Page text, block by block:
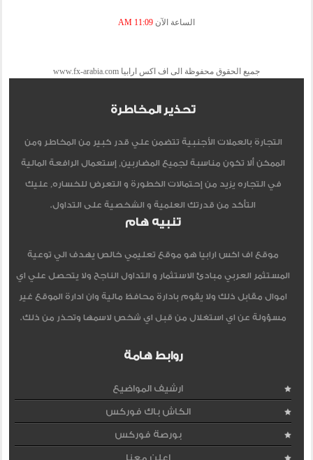
الساعة الآن 11:09 AM
جميع الحقوق محفوظة الى اف اكس ارابيا www.fx-arabia.com
تحذير المخاطرة
التجارة بالعملات الأجنبية تتضمن علي قدر كبير من المخاطر ومن
الممكن ألا تكون مناسبة لجميع المضاربين, إستعمال الرافعة المالية
في التجاره يزيد من إحتمالات الخطورة و التعرض للخساره, عليك
التأكد من قدرتك العلمية و الشخصية على التداول.
تنبيه هام
موقع اف اكس ارابيا هو موقع تعليمي خالص يهدف الي توعية
المستثمر العربي مبادئ الاستثمار و التداول الناجح ولا يتحصل علي اي
اموال مقابل ذلك ولا يقوم بادارة محافظ مالية وان ادارة الموقع غير
مسؤولة عن اي استغلال من قبل اي شخص لاسمها وتحذر من ذلك.
روابط هامة
ارشيف المواضيع
الكاش باك فوركس
بورصة فوركس
اعلن معنا